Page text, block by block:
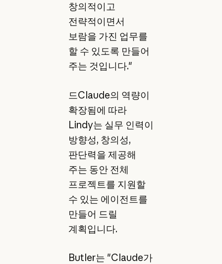
창의적이고
전략적이면서
보람을 가진 업무를
할 수 있도록 만들어
주는 것입니다."
드Claude의 역량이
확장됨에 따라
Lindy는 실무 인력이
방향성, 창의성,
판단력을 제공해
주는 동안 전체
프로젝트를 지원할
수 있는 에이전트를
만들어 드릴
계획입니다.
Butler는 "Claude가